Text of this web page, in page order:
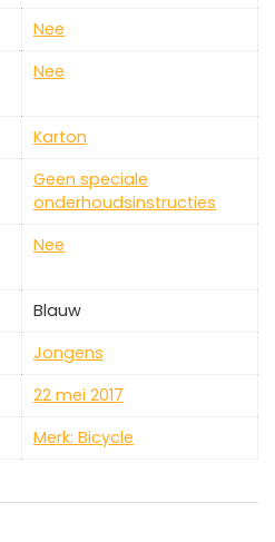
‎Nee
‎Nee
‎Karton
‎Geen speciale
onderhoudsinstructies
‎Nee
‎Blauw
‎Jongens
‎22 mei 2017
Merk: Bicycle